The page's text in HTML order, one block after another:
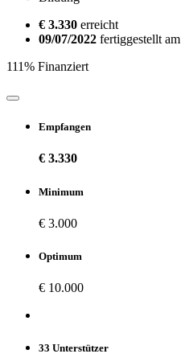
€ 3.330 erreicht
09/07/2022 fertiggestellt am
111% Finanziert
Empfangen
€ 3.330
Minimum
€ 3.000
Optimum
€ 10.000
33 Unterstützer